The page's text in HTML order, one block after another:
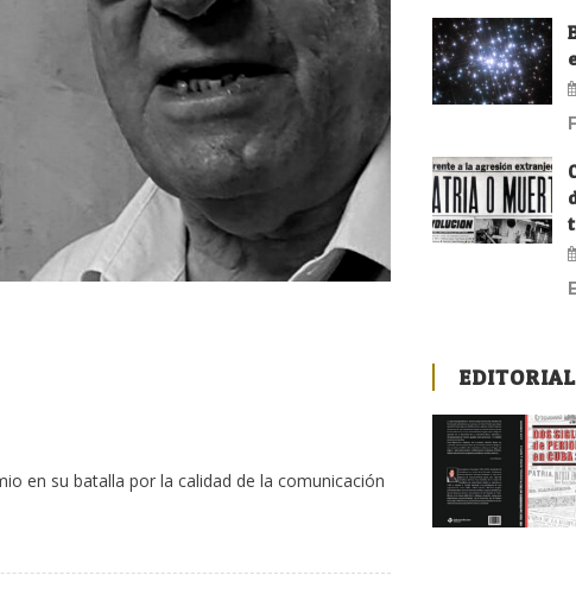
en su batalla por la calidad de la comunicación